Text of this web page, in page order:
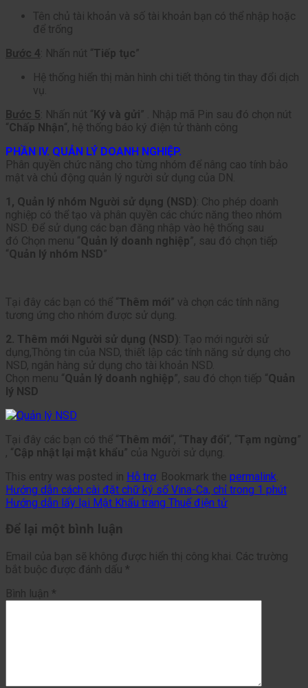
Tên chủ tài khoản và số tài khoản bạn có thể nhập hoặc
để trống
Bước 4: Nhấn nút “Tiếp tục”
Hệ thống hiển thị màn hình chi tiết thông tin thay đổi dịch
vụ.
Bước 5: Nhấn nút “Ký và gửi” . Nhập mã Pin sau đó chọn nút
“Chấp Nhận“, hệ thống báo ký điện tử thành công
PHẦN IV. QUẢN LÝ DOANH NGHIỆP.
Phân quyền chức năng cho từng nhóm để nâng cao tính bảo
mật và chủ động quản lý người sử dụng của DN.
1, Quản lý nhóm Người sử dụng (NSD): Cho phép doanh
nghiệp có thể tạo và phân quyền các chức năng theo nhóm
NSD. Để sử dụng các bạn đăng nhập vào hệ thống sau
đó Chọn menu “Quản lý doanh nghiệp”, sau đó chọn tiếp
“Quản lý nhóm NSD”
Tại đây các bạn có thể “Thêm mới” và chọn các tính năng
tương ứng cho nhóm được sử dụng.
2. Thêm mới Người sử dụng (NSD): Tạo mới người sử
dụng,Thông tin của NSD, thiết lập các tính năng sử dụng cho
NSD, ngân hàng sử dụng cho tài khoản NSD.
Chọn menu “Quản lý doanh nghiệp”, sau đó chọn tiếp “Quản
lý NSD
Tại đây các bạn có thể “Thêm mới“, “Thay đổi“, “Tạm ngừng”
, “Cập nhật lại mật khẩu” của Người sử dụng.
This entry was posted in Hỗ trợ. Bookmark the permalink
Hướng dẫn cách cài đặt chữ ký số Vina-Ca, chỉ trong 1 phút
Hướng dẫn lấy lại Mật Khẩu trang Thuế điện tử
Để lại một bình luận
Email của bạn sẽ không được hiển thị công khai. Các trường
bắt buộc được đánh dấu *
Bình luận *